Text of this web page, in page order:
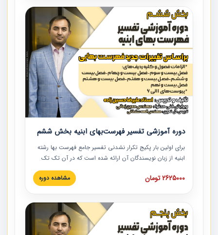
پیمان به همراه تجربیات عملی در این خصوص ارائه شده است.
دوره آموزشی تفسیر فهرست‌بهای ابنیه بخش ششم
برای اولین بار پکیج تکرار نشدنی تفسیر جامع فهرست بها رشته
ابنیه از زبان نویسندگان آن ارائه شده است که در آن تک تک
ردیف ها و مطالب فهرست بها تفسیر و ارائه شده است. این
دوره به صورت کامل تصویری بوده و به همراه تصاویر عملیات
دوره با کلام مهندس علیرضاحسین‌زاده مدیر پروژه مهندسی
مشاور در امر بازنگری فهرست بها رشته ابنیه ارائه شده و به تمام
همکارانی که در حوزه صنعت ساخت در حال فعالیت هستند حتما
توصیه می کنیم از مطالب این دوره استفاده نمایند.
2625000 تومان مشاهده دوره